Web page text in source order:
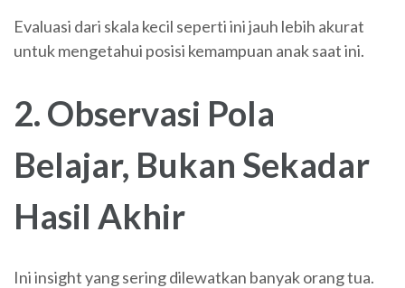
Evaluasi dari skala kecil seperti ini jauh lebih akurat
untuk mengetahui posisi kemampuan anak saat ini.
2. Observasi Pola
Belajar, Bukan Sekadar
Hasil Akhir
Ini insight yang sering dilewatkan banyak orang tua.